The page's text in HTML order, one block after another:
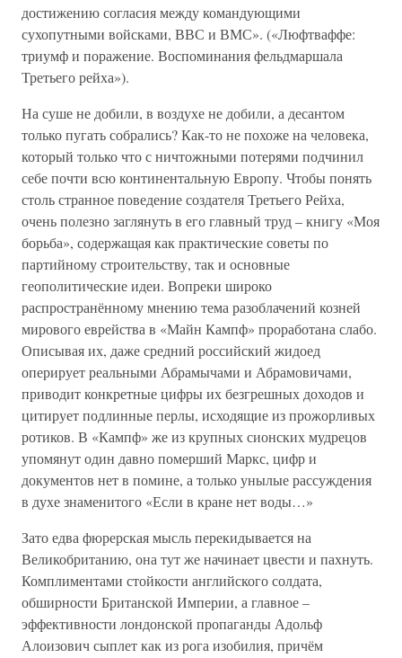
достижению согласия между командующими
сухопутными войсками, ВВС и ВМС». («Люфтваффе:
триумф и поражение. Воспоминания фельдмаршала
Третьего рейха»).
На суше не добили, в воздухе не добили, а десантом
только пугать собрались? Как-то не похоже на человека,
который только что с ничтожными потерями подчинил
себе почти всю континентальную Европу. Чтобы понять
столь странное поведение создателя Третьего Рейха,
очень полезно заглянуть в его главный труд – книгу «Моя
борьба», содержащая как практические советы по
партийному строительству, так и основные
геополитические идеи. Вопреки широко
распространённому мнению тема разоблачений козней
мирового еврейства в «Майн Кампф» проработана слабо.
Описывая их, даже средний российский жидоед
оперирует реальными Абрамычами и Абрамовичами,
приводит конкретные цифры их безгрешных доходов и
цитирует подлинные перлы, исходящие из прожорливых
ротиков. В «Кампф» же из крупных сионских мудрецов
упомянут один давно померший Маркс, цифр и
документов нет в помине, а только унылые рассуждения
в духе знаменитого «Если в кране нет воды…»
Зато едва фюрерская мысль перекидывается на
Великобританию, она тут же начинает цвести и пахнуть.
Комплиментами стойкости английского солдата,
обширности Британской Империи, а главное –
эффективности лондонской пропаганды Адольф
Алоизович сыплет как из рога изобилия, причём